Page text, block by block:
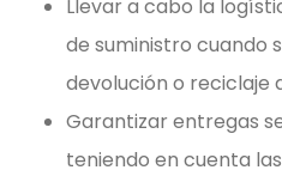
Llevar a cabo la
de suministro cuando
devolución o reciclaje
Garantizar entregas
teniendo en cuenta